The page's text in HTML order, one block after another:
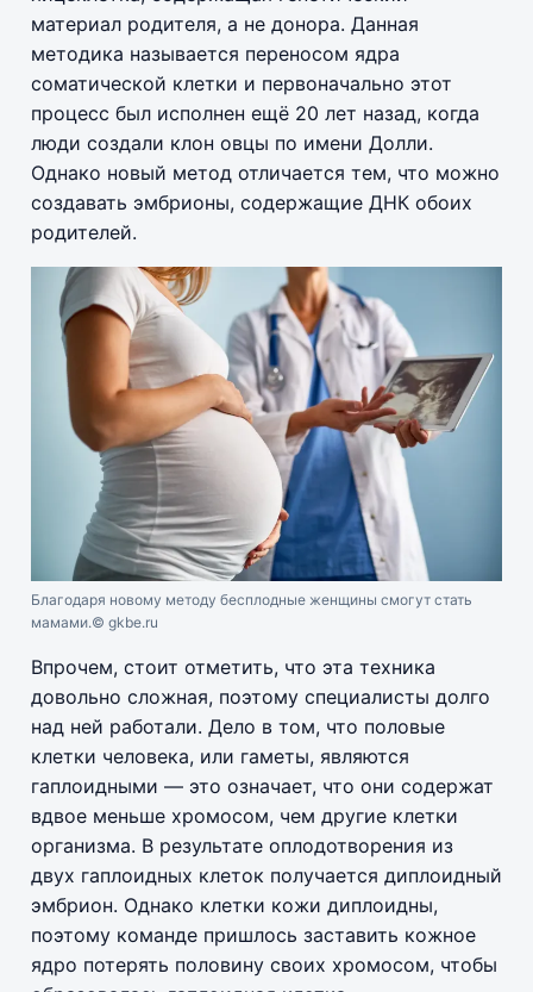
материал родителя, а не донора. Данная
методика называется переносом ядра
соматической клетки и первоначально этот
процесс был исполнен ещё 20 лет назад, когда
люди создали клон овцы по имени Долли.
Однако новый метод отличается тем, что можно
создавать эмбрионы, содержащие ДНК обоих
родителей.
Благодаря новому методу бесплодные женщины смогут стать
мамами.© gkbe.ru
Впрочем, стоит отметить, что эта техника
довольно сложная, поэтому специалисты долго
над ней работали. Дело в том, что половые
клетки человека, или гаметы, являются
гаплоидными — это означает, что они содержат
вдвое меньше хромосом, чем другие клетки
организма. В результате оплодотворения из
двух гаплоидных клеток получается диплоидный
эмбрион. Однако клетки кожи диплоидны,
поэтому команде пришлось заставить кожное
ядро потерять половину своих хромосом, чтобы